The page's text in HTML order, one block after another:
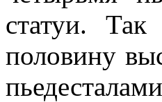
статуи. Так
половину